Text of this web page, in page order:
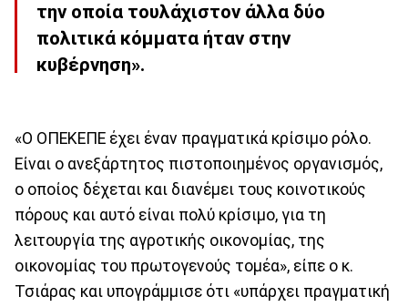
την οποία τουλάχιστον άλλα δύο
πολιτικά κόμματα ήταν στην
κυβέρνηση».
«Ο ΟΠΕΚΕΠΕ έχει έναν πραγματικά κρίσιμο ρόλο.
Είναι ο ανεξάρτητος πιστοποιημένος οργανισμός,
ο οποίος δέχεται και διανέμει τους κοινοτικούς
πόρους και αυτό είναι πολύ κρίσιμο, για τη
λειτουργία της αγροτικής οικονομίας, της
οικονομίας του πρωτογενούς τομέα», είπε ο κ.
Τσιάρας και υπογράμμισε ότι «υπάρχει πραγματική